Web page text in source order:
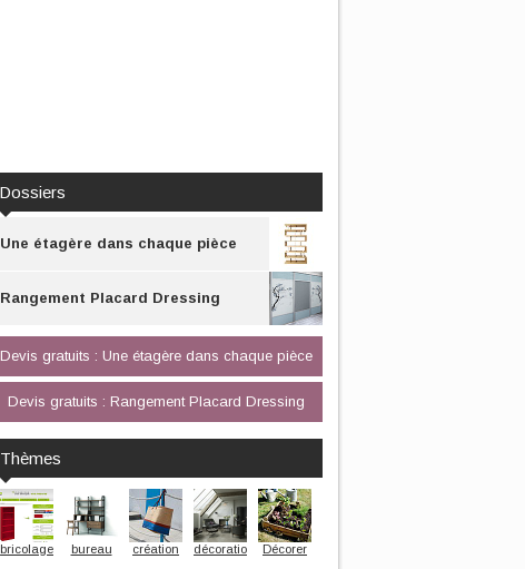
Dossiers
Une étagère dans chaque pièce
Rangement Placard Dressing
Devis gratuits : Une étagère dans chaque pièce
Devis gratuits : Rangement Placard Dressing
Thèmes
bricolage bureau création décoration Décorer